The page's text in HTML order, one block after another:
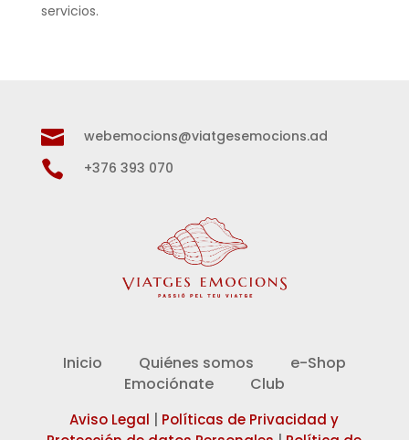
servicios.
 webemocions@viatgesemocions.ad
 +376 393 070
Inicio Quiénes somos
e-Shop
Emociónate
Club
Aviso Legal
Políticas de Privacidad y